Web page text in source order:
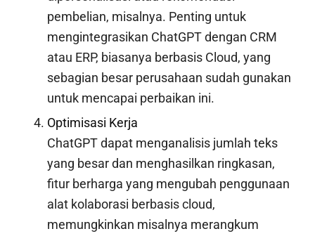
pembelian, misalnya. Penting untuk
mengintegrasikan ChatGPT dengan CRM
atau ERP, biasanya berbasis Cloud, yang
sebagian besar perusahaan sudah gunakan
untuk mencapai perbaikan ini.
Optimisasi Kerja
ChatGPT dapat menganalisis jumlah teks
yang besar dan menghasilkan ringkasan,
fitur berharga yang mengubah penggunaan
alat kolaborasi berbasis cloud,
memungkinkan misalnya merangkum